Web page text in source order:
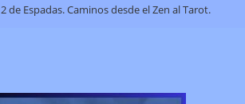
2 de Espadas. Caminos desde el Zen al Tarot.